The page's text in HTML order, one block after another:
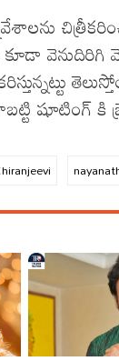
కూడా
షూటింగ్